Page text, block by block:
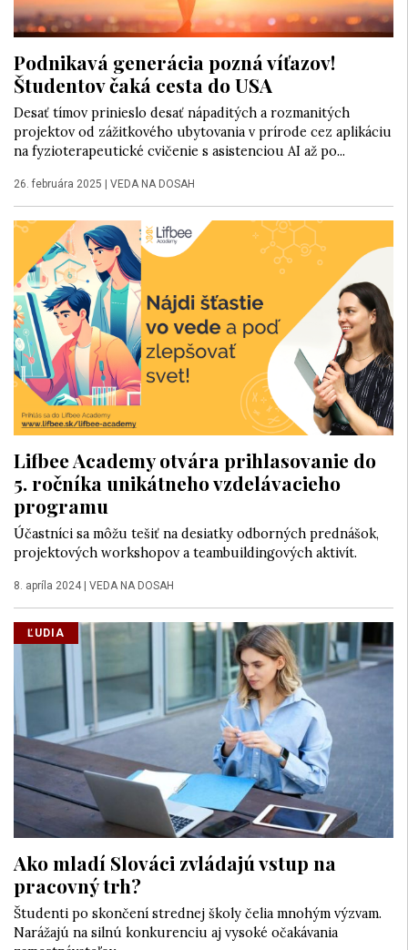
Podnikavá generácia pozná víťazov!
Študentov čaká cesta do USA
Desať tímov prinieslo desať nápaditých a rozmanitých
projektov od zážitkového ubytovania v prírode cez aplikáciu
na fyzioterapeutické cvičenie s asistenciou AI až po...
26. februára 2025 VEDA NA DOSAH
Lifbee Academy otvára prihlasovanie do
5. ročníka unikátneho vzdelávacieho
programu
Účastníci sa môžu tešiť na desiatky odborných prednášok,
projektových workshopov a teambuildingových aktivít.
8. apríla 2024 VEDA NA DOSAH
ĽUDIA
Ako mladí Slováci zvládajú vstup na
pracovný trh?
Študenti po skončení strednej školy čelia mnohým výzvam.
Narážajú na silnú konkurenciu aj vysoké očakávania